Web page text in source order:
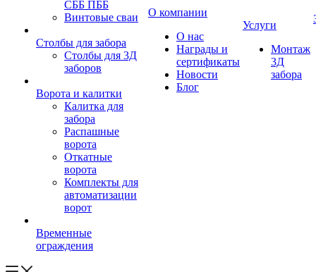
СББ ПББ
Винтовые сваи
Столбы для забора
Столбы для 3Д
заборов
Ворота и калитки
Калитка для
забора
Распашные
ворота
Откатные
ворота
Комплекты для
автоматизации
ворот
Временные
ограждения
О компании
О нас
Награды и
сертификаты
Новости
Блог
Услуги
Монтаж
3Д
забора